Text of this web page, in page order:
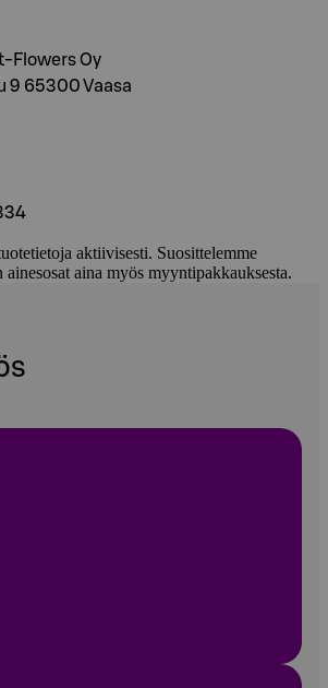
Flowers Oy
9 65300 Vaasa
aktiivisesti. Suosittelemme
aina myös myyntipakkauksesta.